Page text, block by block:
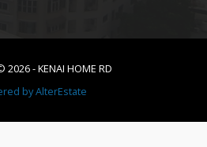
2026-KENAI HOME RD
byAlterEstate